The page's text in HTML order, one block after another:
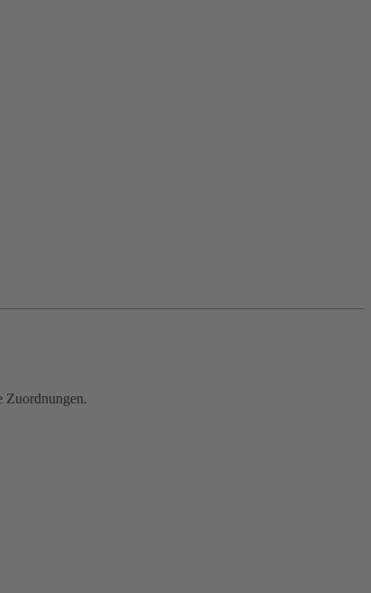
Zuordnungen.